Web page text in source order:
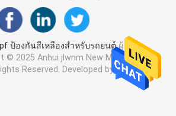
ป้องกันสีเหลืองสำหรับรถยนต์ผู้
© 2025 Anhui jlwnm New Material
Reserved. Developed byECER